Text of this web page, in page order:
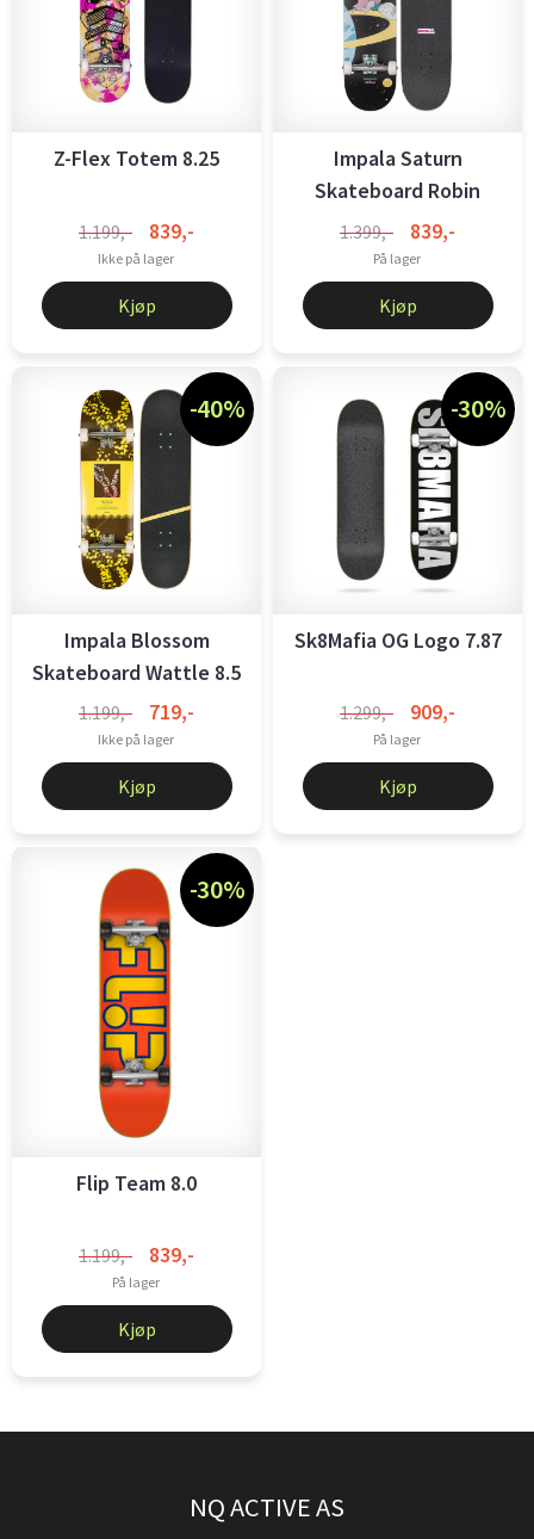
Z-Flex Totem 8.25
1.199,- 839,-
Ikke på lager
Kjøp
Impala Saturn
Skateboard Robin
Eisenberg Space ...
1.399,- 839,-
På lager
Kjøp
-40%
Impala Blossom
Skateboard Wattle 8.5
1.199,- 719,-
Ikke på lager
Kjøp
-30%
Sk8Mafia OG Logo 7.87
1.299,- 909,-
På lager
Kjøp
-30%
Flip Team 8.0
1.199,- 839,-
På lager
Kjøp
NQ ACTIVE AS